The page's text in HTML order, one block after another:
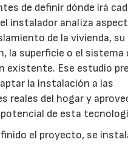
de definir dónde irá
instalador analiza
de la vivienda, su
la superficie o el sistema
existente. Ese estudio
la instalación a las
reales del hogar y
de esta
el proyecto, se